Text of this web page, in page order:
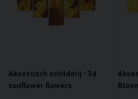
Akoestisch schilderij - 3d
sunflower flowers